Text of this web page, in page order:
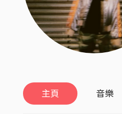
主頁 音樂